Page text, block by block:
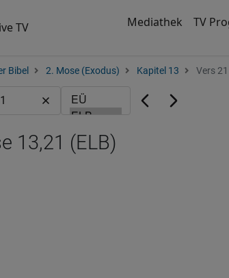
TV Mediathek TV
Bibel 2. Mose (Exodus) Kapitel 13 Vers 21
13,21 (ELB)